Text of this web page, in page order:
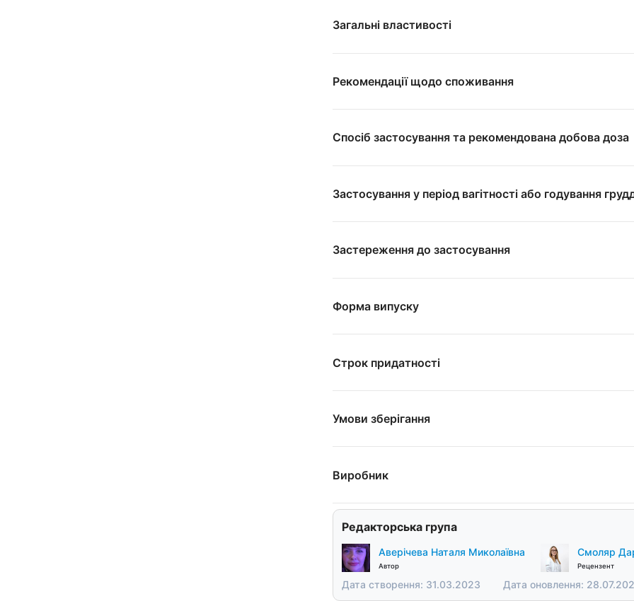
Загальні властивості
Рекомендації щодо споживання
Спосіб застосування та рекомендована добова доза
Застосування у період вагітності або годування
Застереження до застосування
Форма випуску
Строк придатності
Умови зберігання
Виробник
Редакторська група
Аверічева Наталя Миколаївна
Автор
Смоляр
Рецензент
Дата створення: 31.03.2023 Дата оновлення: